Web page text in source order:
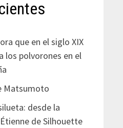
que en el siglo XIX
los polvorones en el
Matsumoto
desde la
de Silhouette